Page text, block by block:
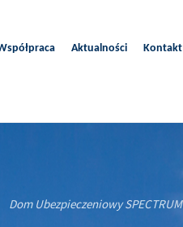
Aktualności Kontakt
Dom Ubezpieczeniowy SPECTRUM